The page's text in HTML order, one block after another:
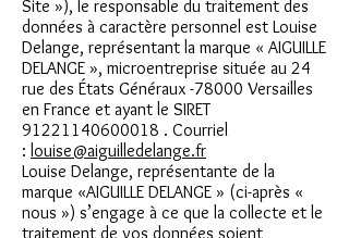
Site »), le responsable du traitement des
données à caractère personnel est Louise
Delange, représentant la marque « AIGUILLE
DELANGE », microentreprise située au 24
rue des États Généraux -78000 Versailles
en France et ayant le SIRET
91221140600018 . Courriel
: louise@aiguilledelange.fr
Louise Delange, représentante de la
marque «AIGUILLE DELANGE » (ci-après «
nous ») s’engage à ce que la collecte et le
traitement de vos données soient